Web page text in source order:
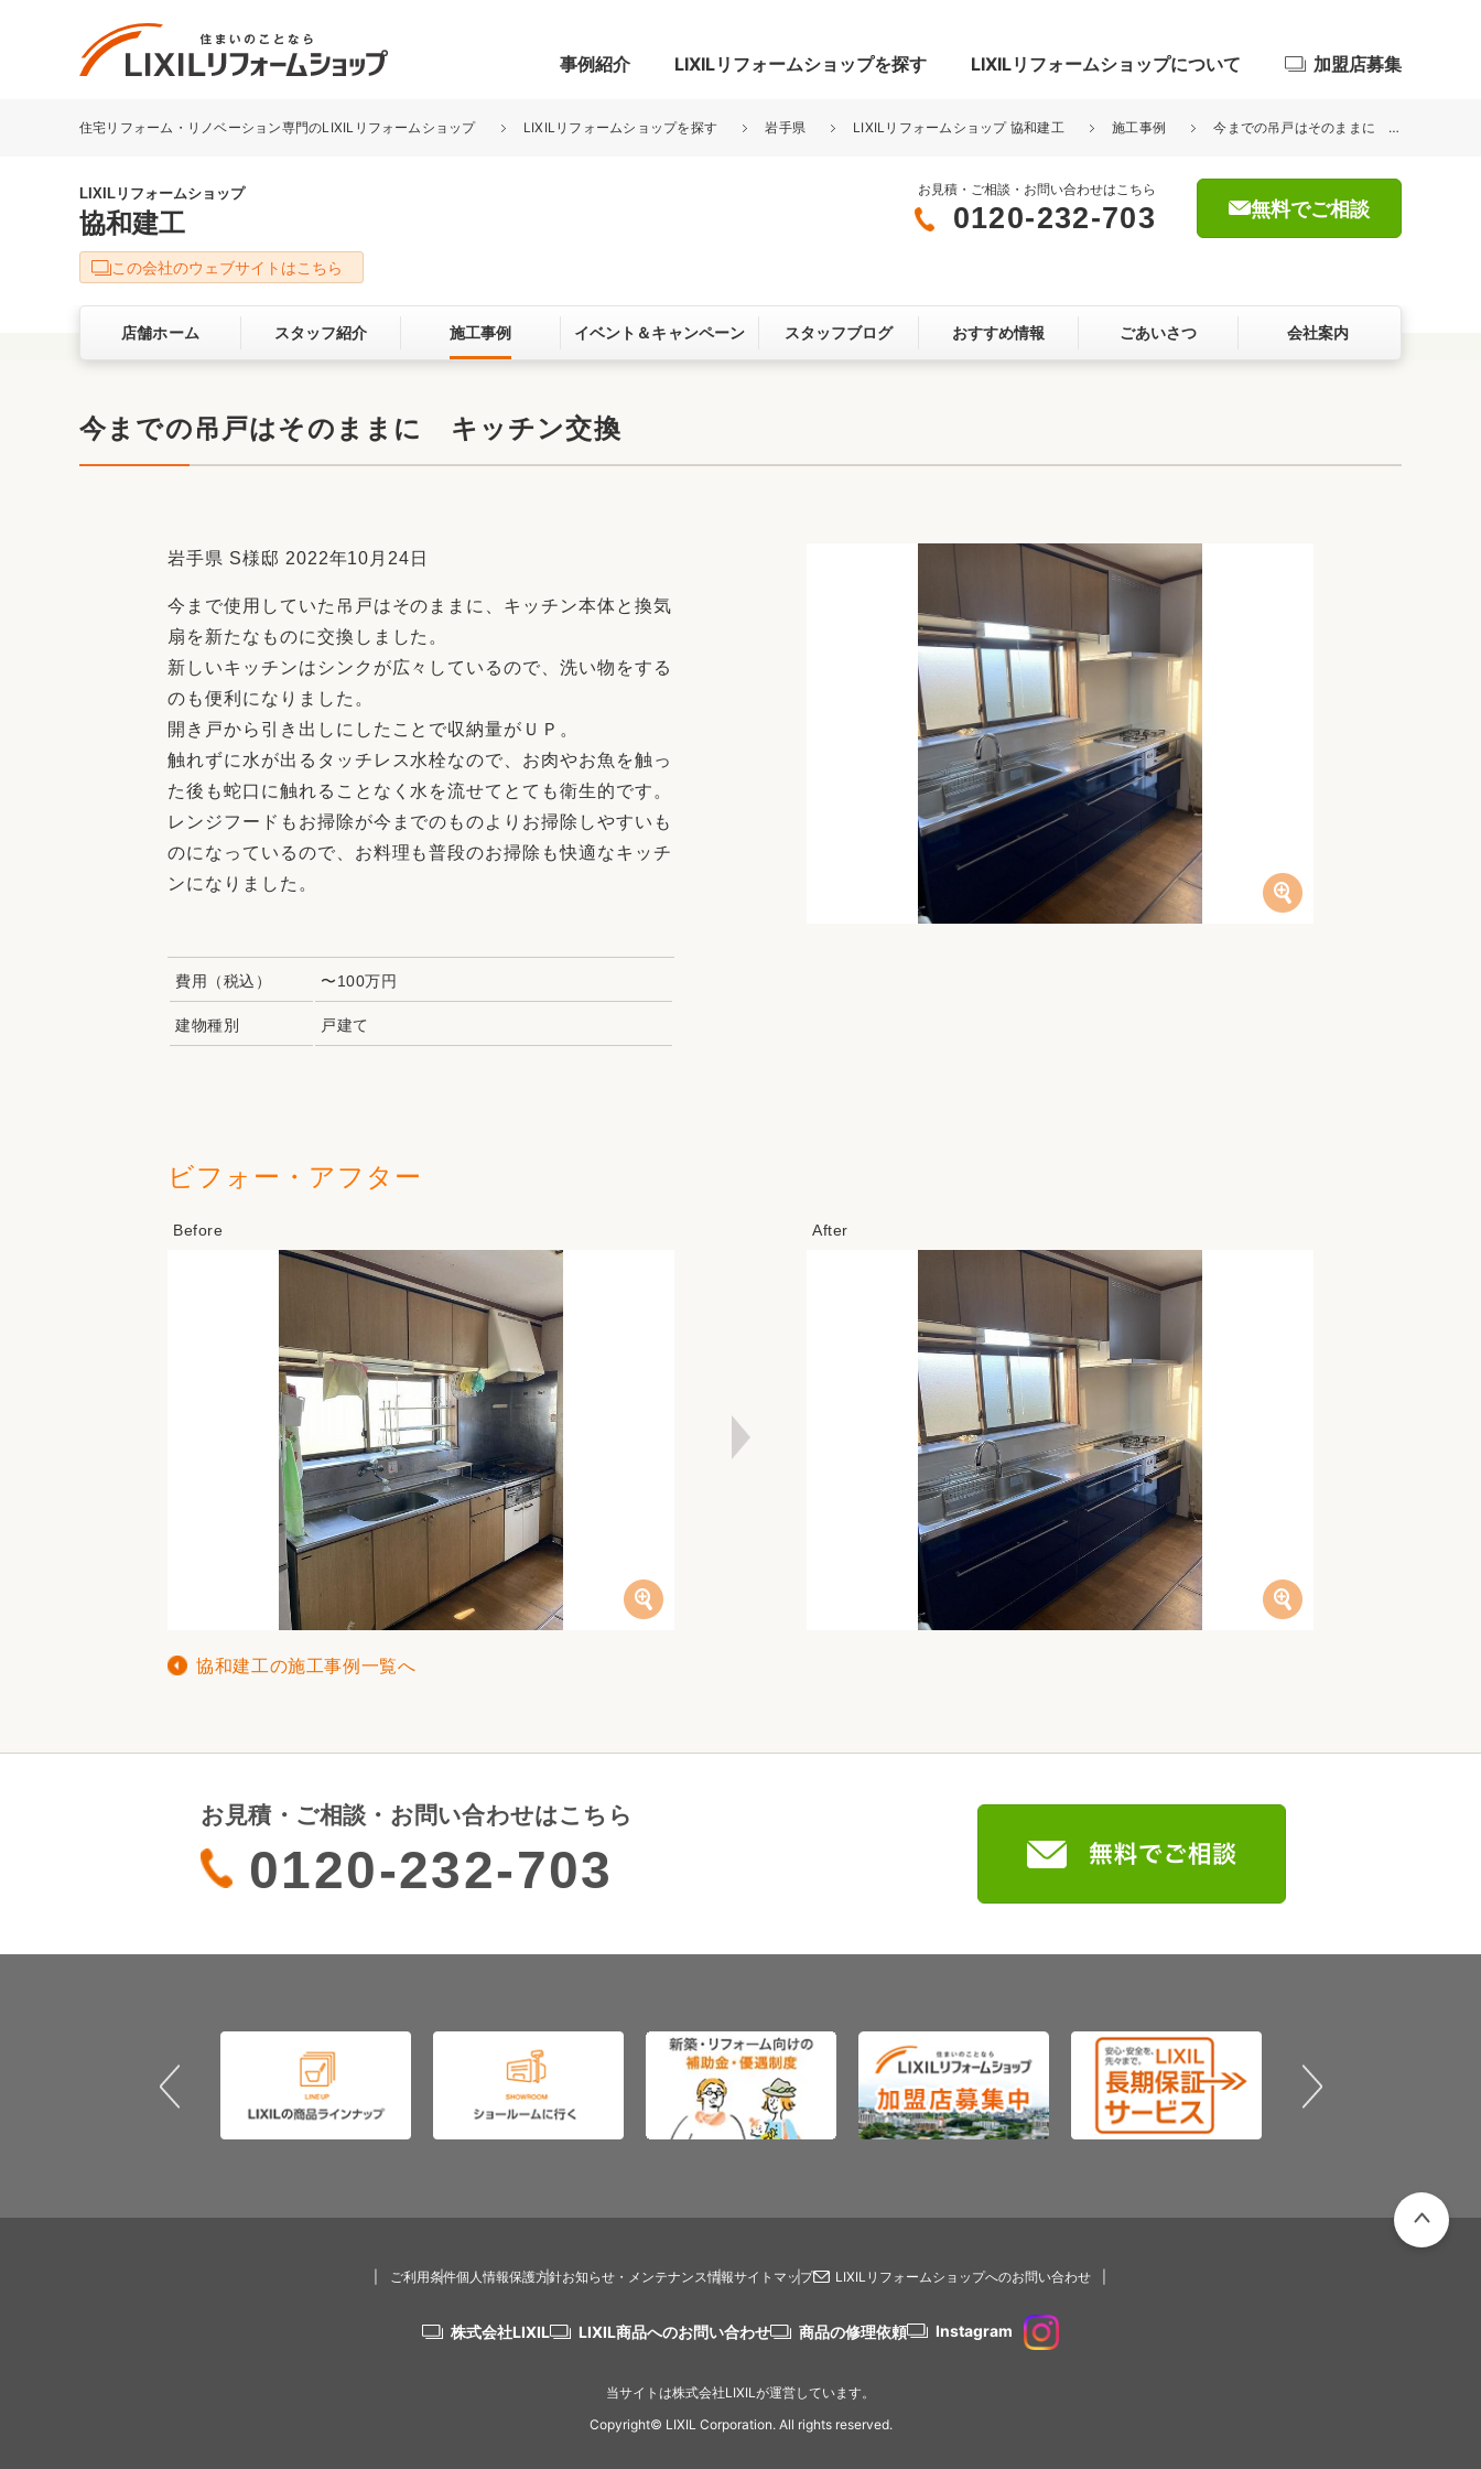
事例紹介
リフォーム事例を探す
キッチン
洗面化粧室 トイレ 玄関まわり 門まわり 屋根・外壁
ベランダ・バルコニー ガーデンスペース カースペース
お客さまの声 3Dシミュレーション
LIXILリフォームショップを探す LIXILリフォームショップについて
LIXILリフォームショップについて
サービス向上・品質改善の取り組み お客さま満足度アンケート
ここちいい暮らしをつくる、価値・性能向上
中古物件探しから性能向上リフォームをワン
ストップ
リフォームお役立ち情報
加盟店募集
住宅リフォーム・リノベーション専門のLIXILリフォームショップ LIXILリフォームショップを探す 岩手県 LIXILリフォームショップ 協和建工 施工事例 今までの吊戸はそのままに キッチン交換
LIXILリフォームショップ
協和建工
お見積・ご相談・お問い合わせはこちら
0120-232-703 無料でご相談
この会社のウェブサイトはこちら
店舗ホーム スタッフ紹介 施工事例 イベント＆キャンペーン スタッフブログ おすすめ情報 ごあいさつ 会社案内
今までの吊戸はそのままに キッチン交換
岩手県 S様邸 2022年10月24日
今まで使用していた吊戸はそのままに、キッチン本体と換気
扇を新たなものに交換しました。
新しいキッチンはシンクが広々しているので、洗い物をする
のも便利になりました。
開き戸から引き出しにしたことで収納量がＵＰ。
触れずに水が出るタッチレス水栓なので、お肉やお魚を触っ
た後も蛇口に触れることなく水を流せてとても衛生的です。
レンジフードもお掃除が今までのものよりお掃除しやすいも
のになっているので、お料理も普段のお掃除も快適なキッチ
ンになりました。
費用（税込） 〜100万円
建物種別 戸建て
ビフォー・アフター
協和建工の施工事例一覧へ
お見積・ご相談・お問い合わせはこちら
0120-232-703
ご利用条件個人情報保護方針お知らせ・メンテナンス情報サイトマップ LIXILリフォームショップへのお問い合わせ
株式会社LIXIL LIXIL商品へのお問い合わせ 商品の修理依頼 Instagram
当サイトは株式会社LIXILが運営しています。
Copyright© LIXIL Corporation. All rights reserved.